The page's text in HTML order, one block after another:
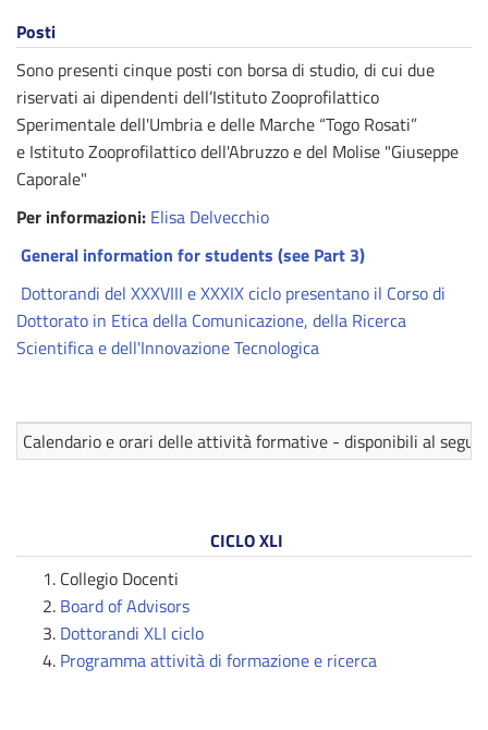
Posti
Sono presenti cinque posti con borsa di studio, di cui due
riservati ai dipendenti dell’Istituto Zooprofilattico
Sperimentale dell'Umbria e delle Marche “Togo Rosati”
e Istituto Zooprofilattico dell'Abruzzo e del Molise "Giuseppe
Caporale"
Per informazioni: Elisa Delvecchio
General information for students (see Part 3)
Dottorandi del XXXVIII e XXXIX ciclo presentano il Corso di
Dottorato in Etica della Comunicazione, della Ricerca
Scientifica e dell'Innovazione Tecnologica
Calendario e orari delle attività formative - disponibili al
CICLO XLI
Collegio Docenti
Board of Advisors
Dottorandi XLI ciclo
Programma attività di formazione e ricerca